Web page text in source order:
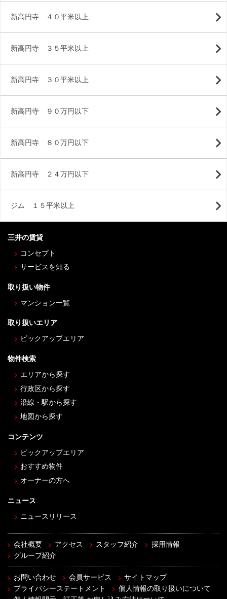
新高円寺 ４０平米以上
新高円寺 ３５平米以上
新高円寺 ３０平米以上
新高円寺 ９０万円以下
新高円寺 ８０万円以下
新高円寺 ２４万円以下
ジム １５平米以上
三井の賃貸
コンセプト
サービスを知る
取り扱い物件
マンション一覧
取り扱いエリア
ピックアップエリア
物件検索
エリアから探す
行政区から探す
沿線・駅から探す
地図から探す
コンテンツ
ピックアップエリア
おすすめ物件
オーナーの方へ
ニュース
ニュースリリース
会社概要 アクセス スタッフ紹介
採用情報
グループ紹介
お問い合わせ 会員サービス
サイトマップ
プライバシーステートメント
個人情報の取り扱いについて